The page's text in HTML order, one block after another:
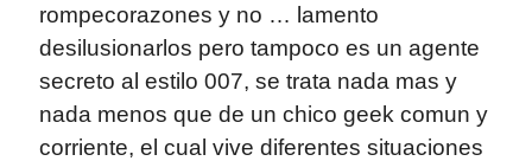
rompecorazones y no … lamento
desilusionarlos pero tampoco es un agente
secreto al estilo 007, se trata nada mas y
nada menos que de un chico geek comun y
corriente, el cual vive diferentes situaciones